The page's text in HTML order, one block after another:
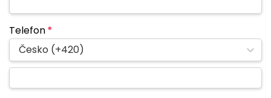
Telefon*
Česko (+420)